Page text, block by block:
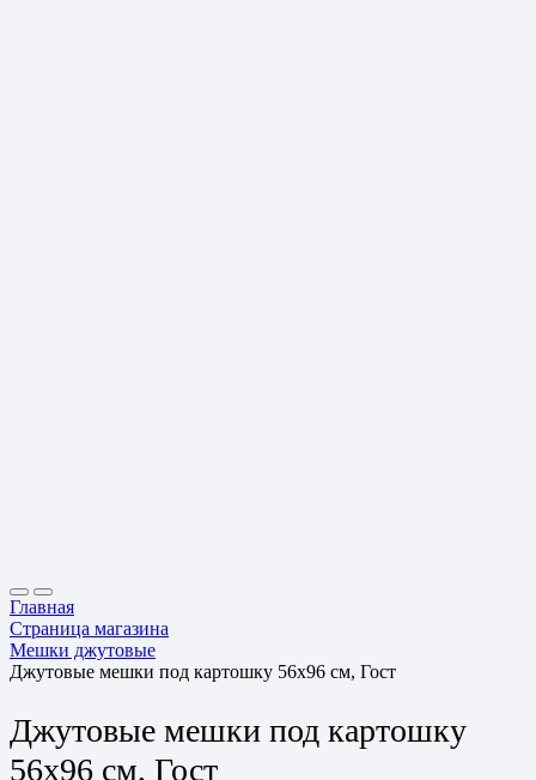
Главная
Страница магазина
Мешки джутовые
Джутовые мешки под картошку 56х96 см, Гост
Джутовые мешки под картошку
56х96 см, Гост